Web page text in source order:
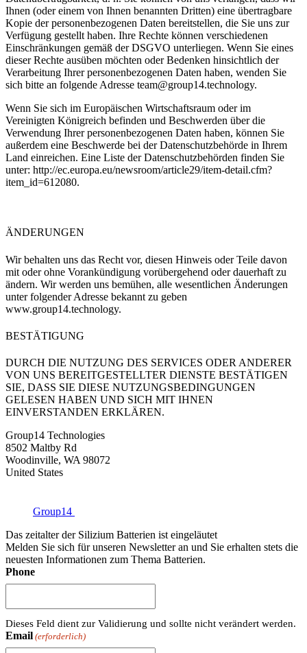
Ihnen (oder einem von Ihnen benannten Dritten) eine übertragbare
Kopie der personenbezogenen Daten bereitstellen, die Sie uns zur
Verfügung gestellt haben. Ihre Rechte können verschiedenen
Einschränkungen gemäß der DSGVO unterliegen. Wenn Sie eines
dieser Rechte ausüben möchten oder Bedenken hinsichtlich der
Verarbeitung Ihrer personenbezogenen Daten haben, wenden Sie
sich bitte an folgende Adresse team@group14.technology.
Wenn Sie sich im Europäischen Wirtschaftsraum oder im
Vereinigten Königreich befinden und Beschwerden über die
Verwendung Ihrer personenbezogenen Daten haben, können Sie
außerdem eine Beschwerde bei der Datenschutzbehörde in Ihrem
Land einreichen. Eine Liste der Datenschutzbehörden finden Sie
unter: http://ec.europa.eu/newsroom/article29/item-detail.cfm?
item_id=612080.
ÄNDERUNGEN
Wir behalten uns das Recht vor, diesen Hinweis oder Teile davon
mit oder ohne Vorankündigung vorübergehend oder dauerhaft zu
ändern. Wir werden uns bemühen, alle wesentlichen Änderungen
unter folgender Adresse bekannt zu geben
www.group14.technology.
BESTÄTIGUNG
DURCH DIE NUTZUNG DES SERVICES ODER ANDERER
VON UNS BEREITGESTELLTER DIENSTE BESTÄTIGEN
SIE, DASS SIE DIESE NUTZUNGSBEDINGUNGEN
GELESEN HABEN UND SICH MIT IHNEN
EINVERSTANDEN ERKLÄREN.
Group14 Technologies
8502 Maltby Rd
Woodinville, WA 98072
United States
Group14
Das zeitalter der Silizium Batterien ist eingeläutet
Melden Sie sich für unseren Newsletter an und Sie erhalten stets die
neuesten Informationen zum Thema Batterien.
Phone
Dieses Feld dient zur Validierung und sollte nicht verändert werden.
Email (erforderlich)